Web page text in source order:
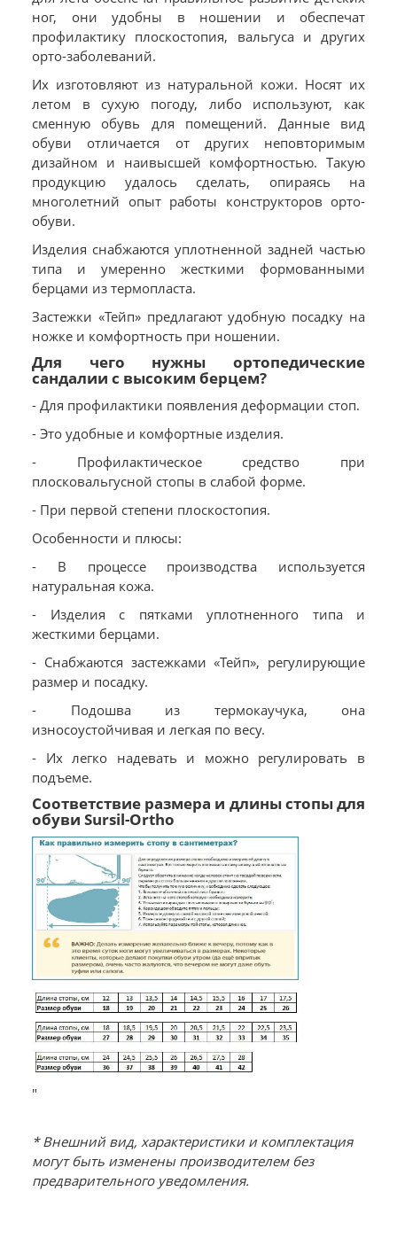
ног, они удобны в ношении и обеспечат
профилактику плоскостопия, вальгуса и других
орто-заболеваний.
Их изготовляют из натуральной кожи. Носят их
летом в сухую погоду, либо используют, как
сменную обувь для помещений. Данные вид
обуви отличается от других неповторимым
дизайном и наивысшей комфортностью. Такую
продукцию удалось сделать, опираясь на
многолетний опыт работы конструкторов орто-
обуви.
Изделия снабжаются уплотненной задней частью
типа и умеренно жесткими формованными
берцами из термопласта.
Застежки «Тейп» предлагают удобную посадку на
ножке и комфортность при ношении.
Для чего нужны ортопедические
сандалии с высоким берцем?
- Для профилактики появления деформации стоп.
- Это удобные и комфортные изделия.
- Профилактическое средство при
плосковальгусной стопы в слабой форме.
- При первой степени плоскостопия.
Особенности и плюсы:
- В процессе производства используется
натуральная кожа.
- Изделия с пятками уплотненного типа и
жесткими берцами.
- Снабжаются застежками «Тейп», регулирующие
размер и посадку.
- Подошва из термокаучука, она
износоустойчивая и легкая по весу.
- Их легко надевать и можно регулировать в
подъеме.
Соответствие размера и длины стопы для
обуви Sursil-Ortho
"
* Внешний вид, характеристики и комплектация
могут быть изменены производителем без
предварительного уведомления.